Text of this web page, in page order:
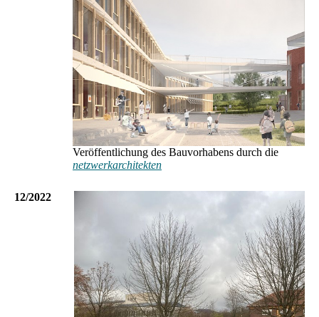
Veröffentlichung des Bauvorhabens durch die
netzwerkarchitekten
12/2022